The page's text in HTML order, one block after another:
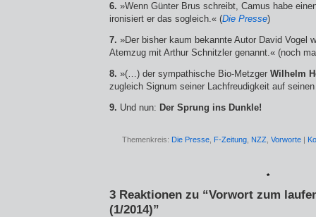
6. »Wenn Günter Brus schreibt, Camus habe
ironisiert er das sogleich.« (Die Presse)
7. »Der bisher kaum bekannte Autor David Vogel
Atemzug mit Arthur Schnitzler genannt.« (noch
8. »(…) der sympathische Bio-Metzger Wilhelm
zugleich Signum seiner Lachfreudigkeit auf
9. Und nun: Der Sprung ins Dunkle!
Themenkreis: Die Presse F-Zeitung NZZ Vorworte |
*
3 Reaktionen zu “Vorwort zum
(1/2014)”